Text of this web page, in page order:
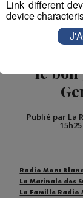
Ski
le
Publié par La
15h25
Radio Mont Blanc
La Matinale des
La Famille Radio
Link different
device